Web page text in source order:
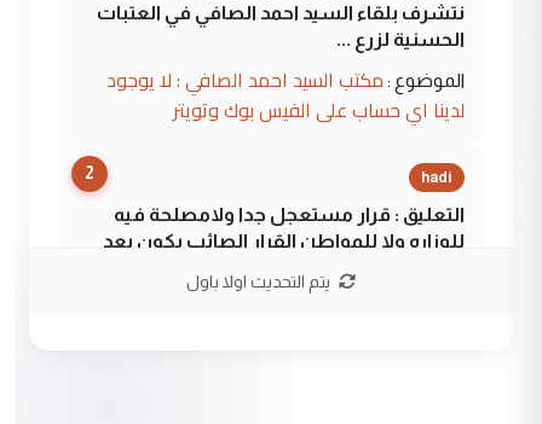
نتشرف بلقاء السيد احمد الصافي في العتبات
الحسنية لزرع ...
الموضوع : مكتب السيد احمد الصافي : لا يوجود
لدينا اي حساب على الفيس بوك وتويتر
2 hadi
التعليق : قرار مستعجل جدا ولامصلحة فيه
للوزاره ولا للمواطن القرار الصائب يكون بعد
يتم التحديث اولا باول